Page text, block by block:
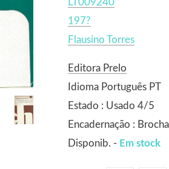
197?
Flausino Torres
Editora Prelo
Idioma Português PT
Estado : Usado 4/5
Encadernação :
Disponib. - Em stock